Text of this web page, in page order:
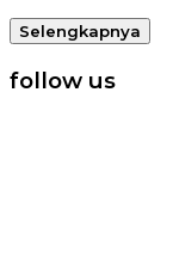
Selengkapnya
follow us